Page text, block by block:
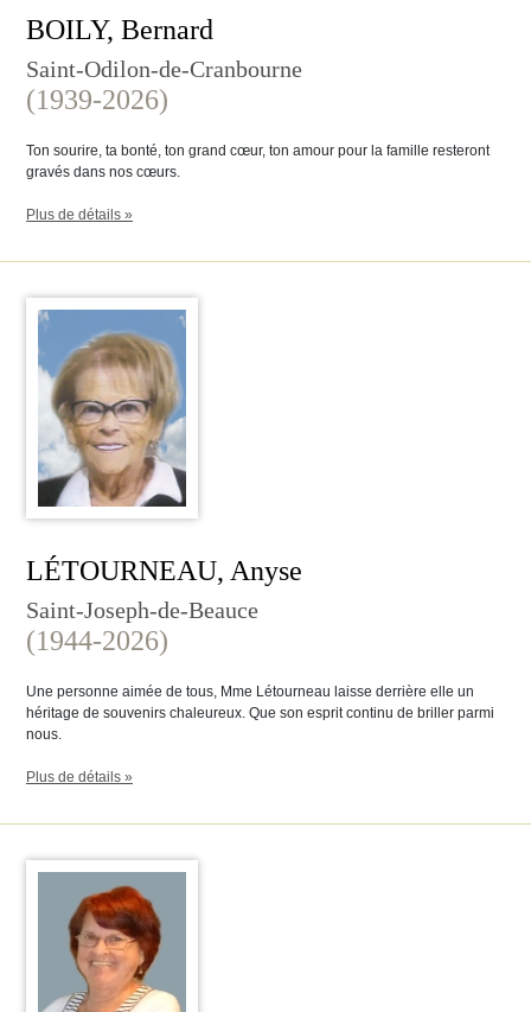
BOILY, Bernard
Saint-Odilon-de-Cranbourne
(1939-2026)
Ton sourire, ta bonté, ton grand cœur, ton amour pour la famille resteront
gravés dans nos cœurs.
Plus de détails »
LÉTOURNEAU, Anyse
Saint-Joseph-de-Beauce
(1944-2026)
Une personne aimée de tous, Mme Létourneau laisse derrière elle un
héritage de souvenirs chaleureux. Que son esprit continu de briller parmi
nous.
Plus de détails »